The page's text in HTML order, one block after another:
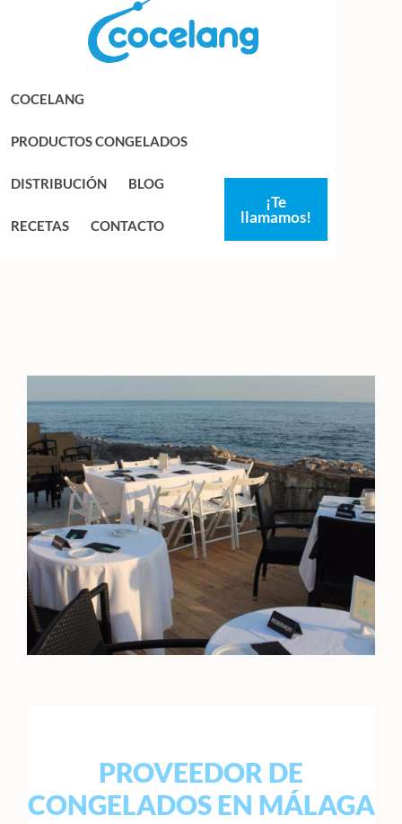
principal
COCELANG
PRODUCTOS CONGELADOS
DISTRIBUCIÓN BLOG
RECETAS CONTACTO
¡Te
llamamos!
PROVEEDOR DE
CONGELADOS EN MÁLAGA